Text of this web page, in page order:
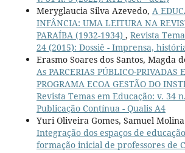
Meryglaucia Silva Azevedo, A
INFÂNCIA: UMA LEITURA NA
PARAÍBA (1932-1934) , Revista
24 (2015): Dossiê - Imprensa,
Erasmo Soares dos Santos, Magda
As PARCERIAS PÚBLICO-PRIVADAS
PROGRAMA ECOA GESTÃO DO
Revista Temas em Educação: v. 34
Publicação Contínua - Qualis A4
Yuri Oliveira Gomes, Samuel
Integração dos espaços de
formação inicial de professores de